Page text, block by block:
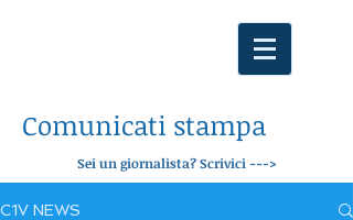
Comunicati stampa
Sei un giornalista? Scrivici --->
C1V NEWS